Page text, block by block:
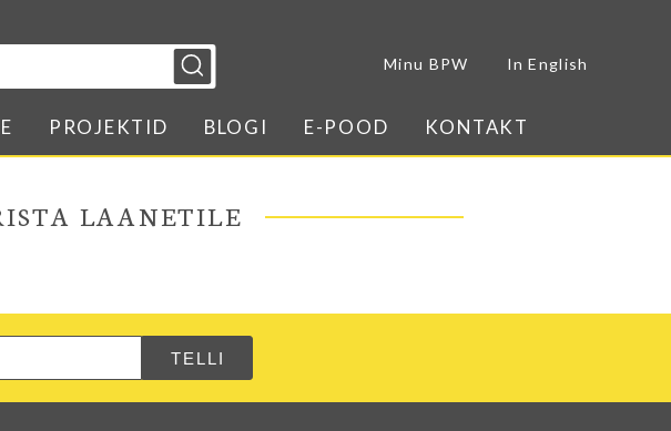
Minu BPW In English
PROJEKTID BLOGI E-POOD KONTAKT
LAANETILE